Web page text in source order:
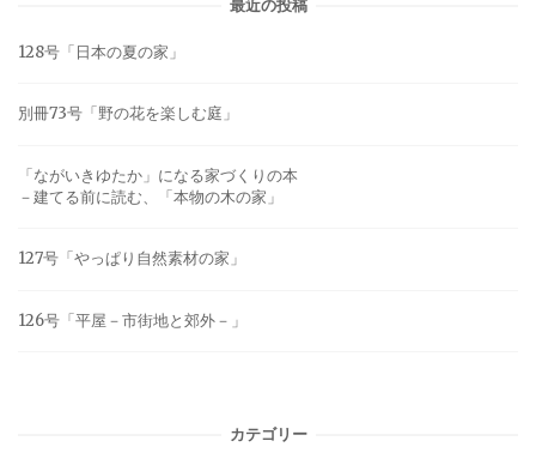
最近の投稿
128号「日本の夏の家」
別冊73号「野の花を楽しむ庭」
「ながいきゆたか」になる家づくりの本
－建てる前に読む、「本物の木の家」
127号「やっぱり自然素材の家」
126号「平屋－市街地と郊外－」
カテゴリー